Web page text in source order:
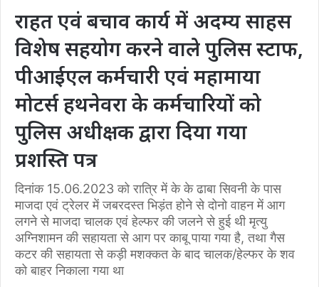
राहत एवं बचाव कार्य में अदम्य साहस
विशेष सहयोग करने वाले पुलिस स्टाफ,
पीआईएल कर्मचारी एवं महामाया
मोटर्स हथनेवरा के कर्मचारियों को
पुलिस अधीक्षक द्वारा दिया गया
प्रशस्ति पत्र
दिनांक 15.06.2023 को रात्रि में के के ढाबा सिवनी के पास
माजदा एवं ट्रेलर में जबरदस्त भिड़ंत होने से दोनो वाहन में आग
लगने से माजदा चालक एवं हेल्फर की जलने से हुई थी मृत्यु
अग्निशामन की सहायता से आग पर काबू पाया गया है, तथा गैस
कटर की सहायता से कड़ी मशक्कत के बाद चालक/हेल्फर के शव
को बाहर निकाला गया था